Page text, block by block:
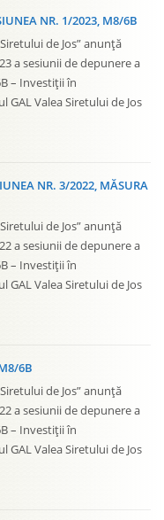
NR. 1/2023, M8/6B
de Jos” anunță
a sesiunii de depunere a
– Investiții în
Valea Siretului de Jos
NR. 3/2022, MĂSURA
de Jos” anunță
a sesiunii de depunere a
– Investiții în
Valea Siretului de Jos
6B
de Jos” anunță
a sesiunii de depunere a
– Investiții în
Valea Siretului de Jos